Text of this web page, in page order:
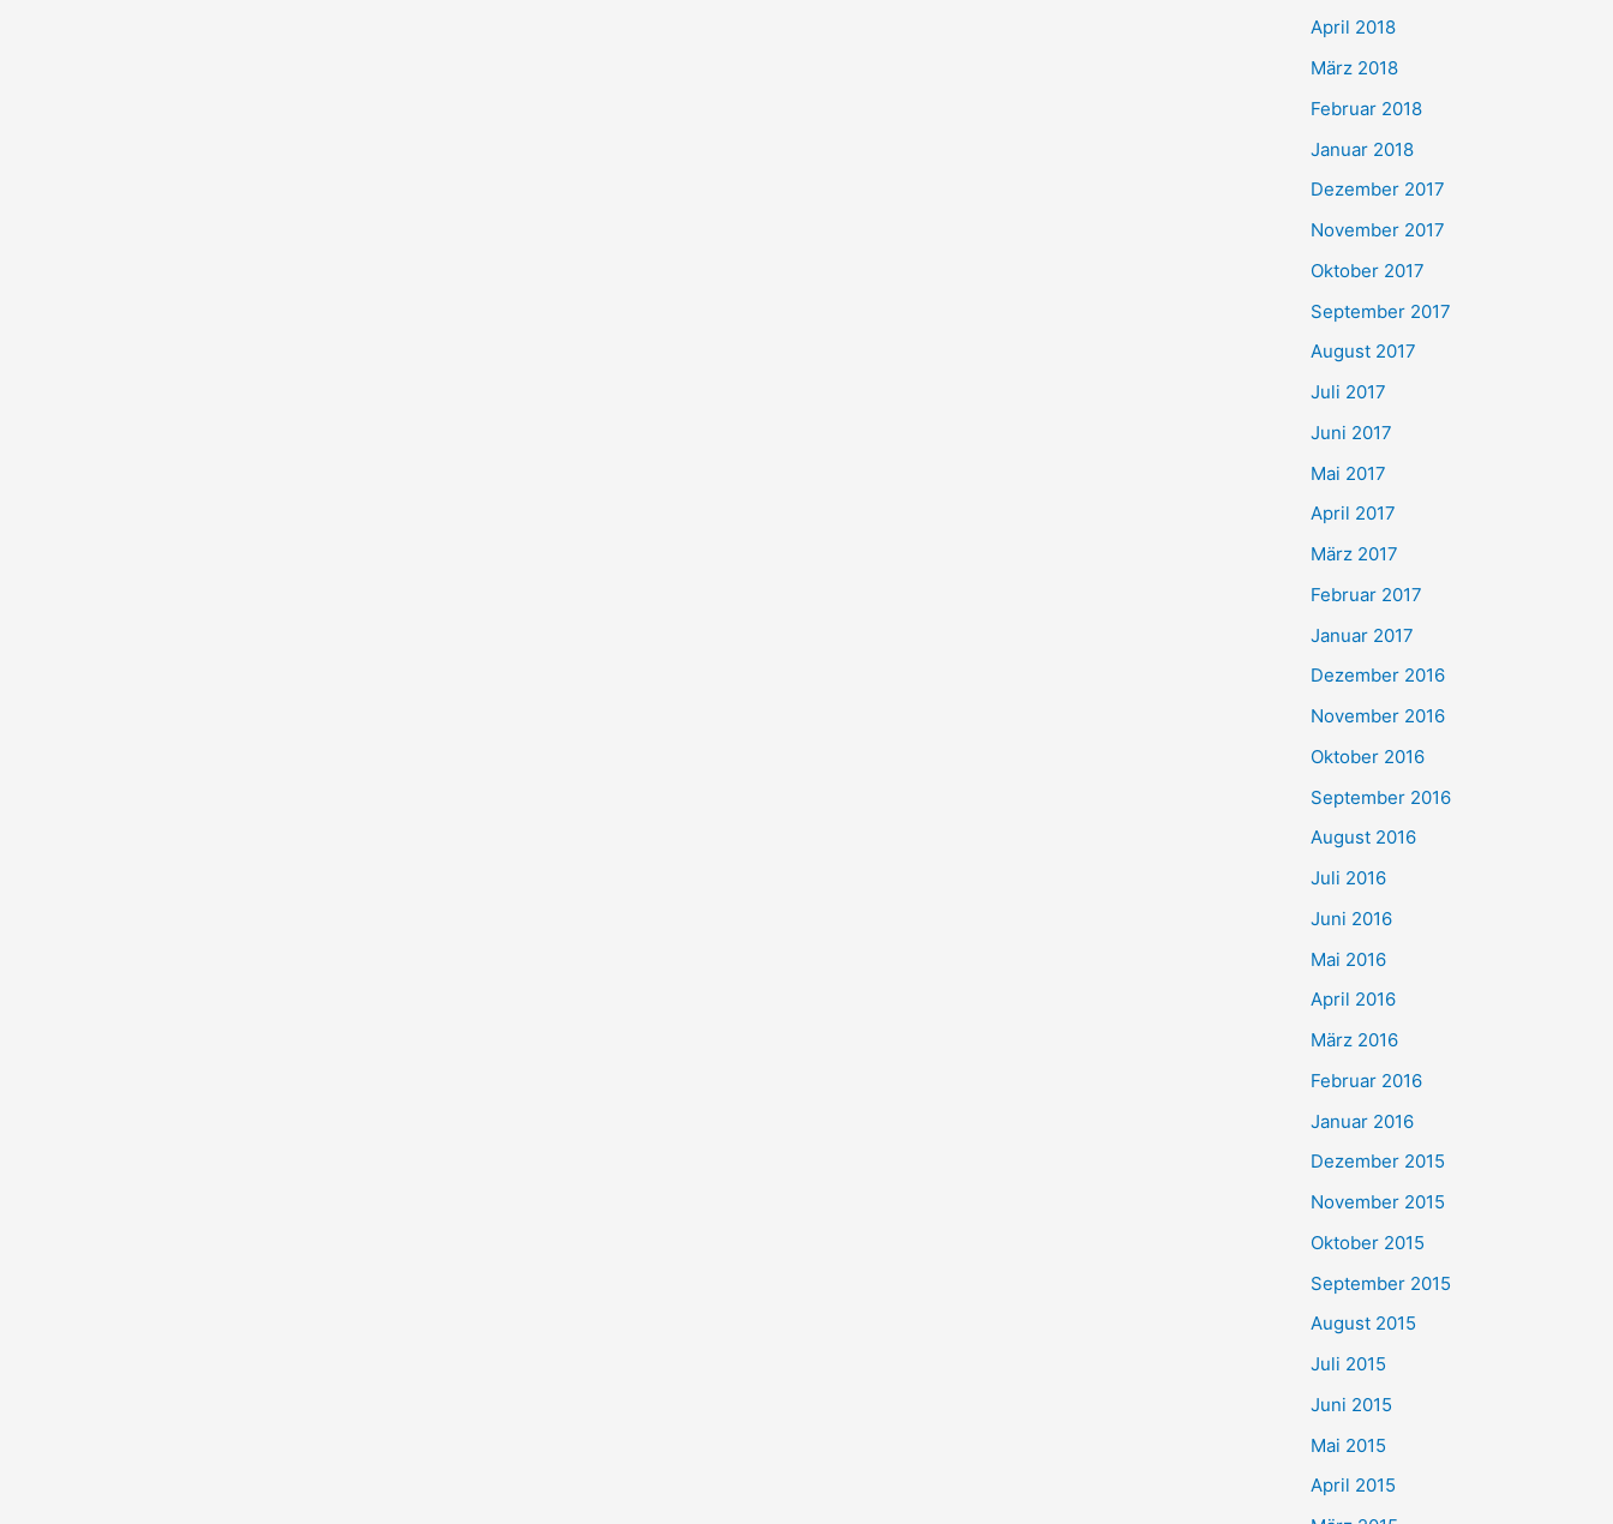
April 2018
März 2018
Februar 2018
Januar 2018
Dezember 2017
November 2017
Oktober 2017
September 2017
August 2017
Juli 2017
Juni 2017
Mai 2017
April 2017
März 2017
Februar 2017
Januar 2017
Dezember 2016
November 2016
Oktober 2016
September 2016
August 2016
Juli 2016
Juni 2016
Mai 2016
April 2016
März 2016
Februar 2016
Januar 2016
Dezember 2015
November 2015
Oktober 2015
September 2015
August 2015
Juli 2015
Juni 2015
Mai 2015
April 2015